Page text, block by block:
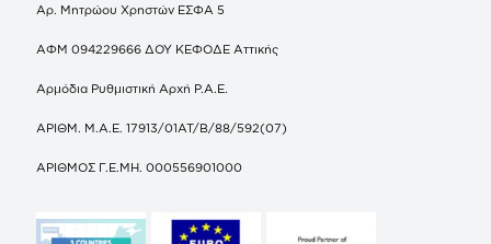
Αρ. Μητρώου Χρηστών ΕΣΦΑ 5
ΑΦΜ 094229666 ΔΟΥ ΚΕΦΟΔΕ Αττικής
Αρμόδια Ρυθμιστική Αρχή Ρ.Α.Ε.
ΑΡΙΘΜ. Μ.Α.Ε. 17913/01ΑΤ/Β/88/592(07)
ΑΡΙΘΜΟΣ Γ.Ε.ΜΗ. 000556901000